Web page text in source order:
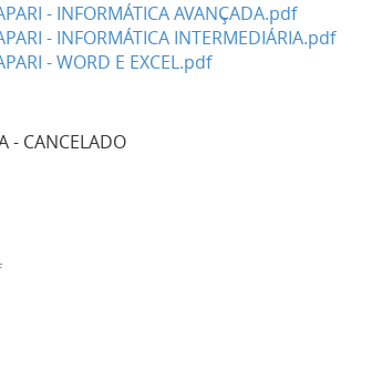
- INFORMÁTICA AVANÇADA.pdf
- INFORMÁTICA INTERMEDIÁRIA.pdf
- WORD E EXCEL.pdf
- CANCELADO